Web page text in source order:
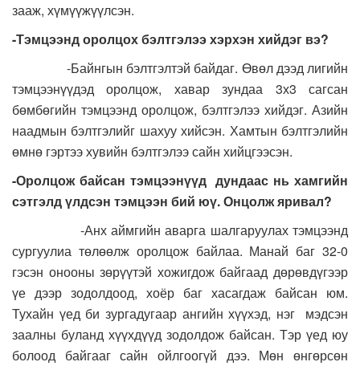
зааж, хүмүүжүүлсэн.
-Тэмцээнд оролцох бэлтгэлээ хэрхэн хийдэг вэ?
-Байнгын бэлтгэлтэй байдаг. Өвөл дээд лигийн
тэмцээнүүдэд оролцож, хавар зундаа 3х3 сагсан
бөмбөгийн тэмцээнд оролцож, бэлтгэлээ хийдэг. Азийн
наадмын бэлтгэлийг шахуу хийсэн. Хамтын бэлтгэлийн
өмнө гэртээ хувийн бэлтгэлээ сайн хийцгээсэн.
-Оролцож байсан тэмцээнүүд дундаас нь хамгийн
сэтгэлд үлдсэн тэмцээн бий юү. Онцолж яривал?
-Анх аймгийн аварга шалгаруулах тэмцээнд
сургуулиа төлөөлж оролцож байлаа. Манай баг 32-0
гэсэн онооны зөрүүтэй хожигдож байгаад дөрөвдүгээр
үе дээр зодолдоод, хоёр баг хасагдаж байсан юм.
Тухайн үед би зургадугаар ангийн хүүхэд, нэг мэдсэн
заалны буланд хүүхдүүд зодолдож байсан. Тэр үед юу
болоод байгааг сайн ойлгоогүй дээ. Мөн өнгөрсөн